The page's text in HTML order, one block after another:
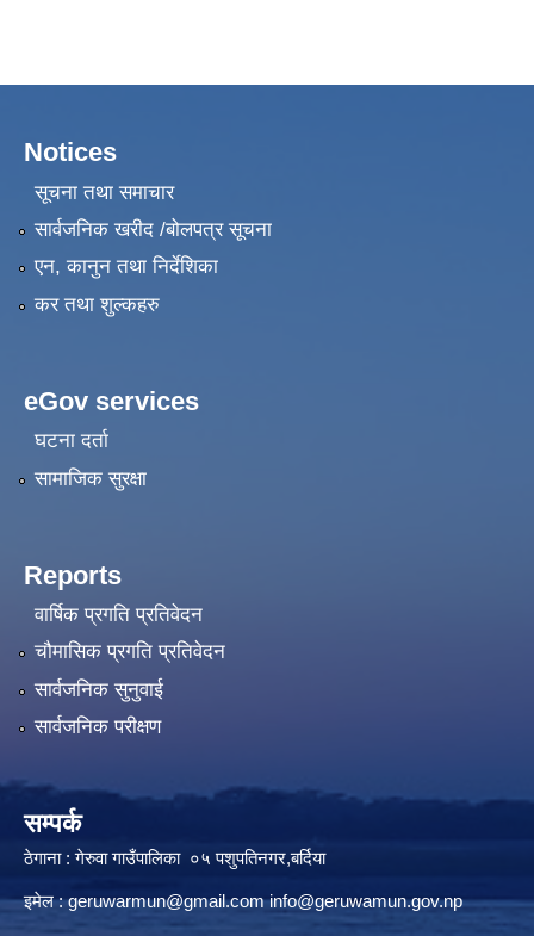
Notices
सूचना तथा समाचार
सार्वजनिक खरीद /बोलपत्र सूचना
एन, कानुन तथा निर्देशिका
कर तथा शुल्कहरु
eGov services
घटना दर्ता
सामाजिक सुरक्षा
Reports
वार्षिक प्रगति प्रतिवेदन
चौमासिक प्रगति प्रतिवेदन
सार्वजनिक सुनुवाई
सार्वजनिक परीक्षण
सम्पर्क
ठेगाना : गेरुवा गाउँपालिका ०५ पशुपतिनगर,बर्दिया
इमेल :geruwarmun@gmail.com info@geruwamun.gov.np